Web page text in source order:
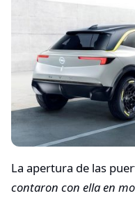
La apertura de las
contaron con ella en